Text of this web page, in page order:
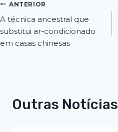
ANTERIOR
A técnica ancestral que
substitui ar-condicionado
em casas chinesas
Outras Notícias